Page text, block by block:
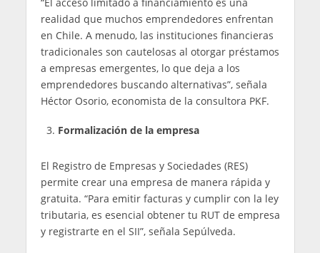
“El acceso limitado a financiamiento es una
realidad que muchos emprendedores enfrentan
en Chile. A menudo, las instituciones financieras
tradicionales son cautelosas al otorgar préstamos
a empresas emergentes, lo que deja a los
emprendedores buscando alternativas”, señala
Héctor Osorio, economista de la consultora PKF.
Formalización de la empresa
El Registro de Empresas y Sociedades (RES)
permite crear una empresa de manera rápida y
gratuita. “Para emitir facturas y cumplir con la ley
tributaria, es esencial obtener tu RUT de empresa
y registrarte en el SII”, señala Sepúlveda.